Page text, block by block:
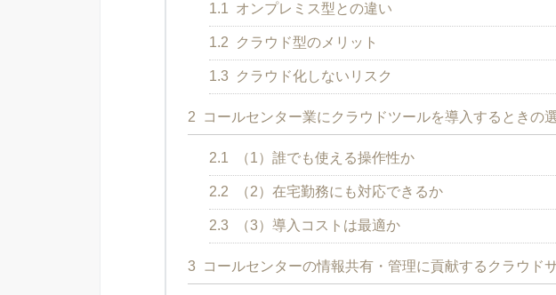
1.1 オンプレミス型との違い
1.2 クラウド型のメリット
1.3 クラウド化しないリスク
2 コールセンター業にクラウドツールを導入するときの
2.1 （1）誰でも使える操作性か
2.2 （2）在宅勤務にも対応できるか
2.3 （3）導入コストは最適か
3 コールセンターの情報共有・管理に貢献するクラウド